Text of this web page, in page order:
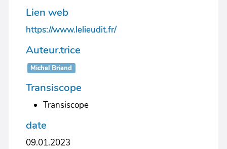
Lien web
https://www.lelieudit.fr/
Auteur.trice
Michel Briand
Transiscope
Transiscope
date
09.01.2023